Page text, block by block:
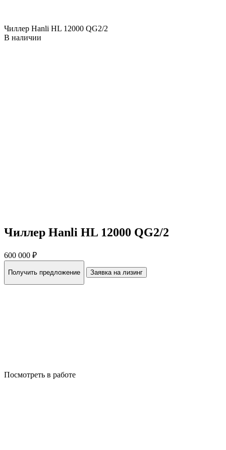
Чиллер Hanli HL 12000 QG2/2
В наличии
Чиллер Hanli HL 12000 QG2/2
600 000 ₽
Получить предложение Заявка на лизинг
Посмотреть в работе